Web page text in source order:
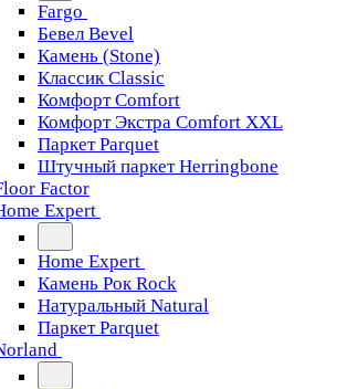
Fargo
Бевел Bevel
Камень (Stone)
Классик Classic
Комфорт Comfort
Комфорт Экстра Comfort XXL
Паркет Parquet
Штучный паркет Herringbone
Factor
Expert
Home Expert
Камень Рок Rock
Натуральный Natural
Паркет Parquet